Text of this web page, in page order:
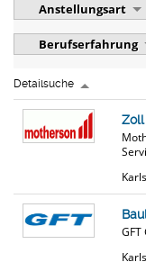
Anstellungsart
Berufserfahrung
Detailsuche